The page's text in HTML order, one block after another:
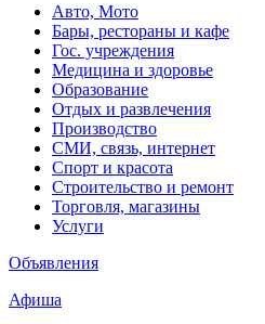
Авто, Мото
Бары, рестораны и кафе
Гос. учреждения
Медицина и здоровье
Образование
Отдых и развлечения
Производство
СМИ, связь, интернет
Спорт и красота
Строительство и ремонт
Торговля, магазины
Услуги
Объявления
Афиша